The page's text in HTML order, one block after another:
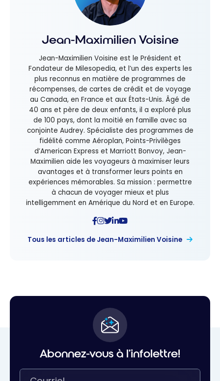
Jean-Maximilien Voisine
Jean-Maximilien Voisine est le Président et
Fondateur de Milesopedia, et l’un des experts les
plus reconnus en matière de programmes de
récompenses, de cartes de crédit et de voyage
au Canada, en France et aux États-Unis. Âgé de
40 ans et père de deux enfants, il a exploré plus
de 100 pays, dont la moitié en famille avec sa
conjointe Audrey. Spécialiste des programmes de
fidélité comme Aéroplan, Points-Privilèges
d’American Express et Marriott Bonvoy, Jean-
Maximilien aide les voyageurs à maximiser leurs
avantages et à transformer leurs points en
expériences mémorables. Sa mission : permettre
à chacun de voyager mieux et plus
intelligemment en Amérique du Nord et en Europe.
Tous les articles de Jean-Maximilien Voisine
Abonnez-vous à l'infolettre!